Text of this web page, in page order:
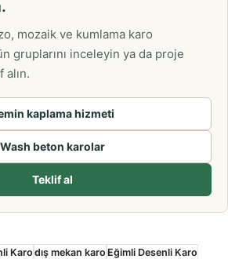
mozaik ve kumlama karo
gruplarını inceleyin ya da proje
kaplama hizmeti
Wash beton karolar
Teklif al
Karo dış mekan karo Eğimli Desenli Karo